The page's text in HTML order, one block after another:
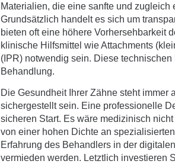
Materialien, die eine sanfte und
Grundsätzlich handelt es sich um
bieten oft eine höhere Vorhersehbarkeit
klinische Hilfsmittel wie Attachments
(IPR) notwendig sein. Diese
Behandlung.
Die Gesundheit Ihrer Zähne steht
sichergestellt sein. Eine professionelle
sicheren Start. Es wäre medizinisch
von einer hohen Dichte an
Erfahrung des Behandlers in der
vermieden werden. Letztlich investieren